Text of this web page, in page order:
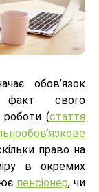
обов’язок
факт свого
роботи (стаття
право на
в окремих
пенсіонер, чи